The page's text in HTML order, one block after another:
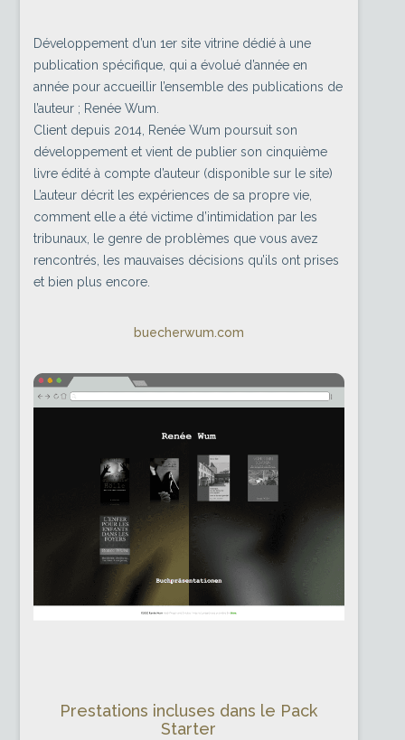
Développement d’un 1er site vitrine dédié à une
publication spécifique, qui a évolué d’année en
année pour accueillir l’ensemble des publications de
l’auteur ; Renée Wum.
Client depuis 2014, Renée Wum poursuit son
développement et vient de publier son cinquième
livre édité à compte d’auteur (disponible sur le site)
L’auteur décrit les expériences de sa propre vie,
comment elle a été victime d’intimidation par les
tribunaux, le genre de problèmes que vous avez
rencontrés, les mauvaises décisions qu’ils ont prises
et bien plus encore.
buecherwum.com
Prestations incluses dans le Pack
Starter